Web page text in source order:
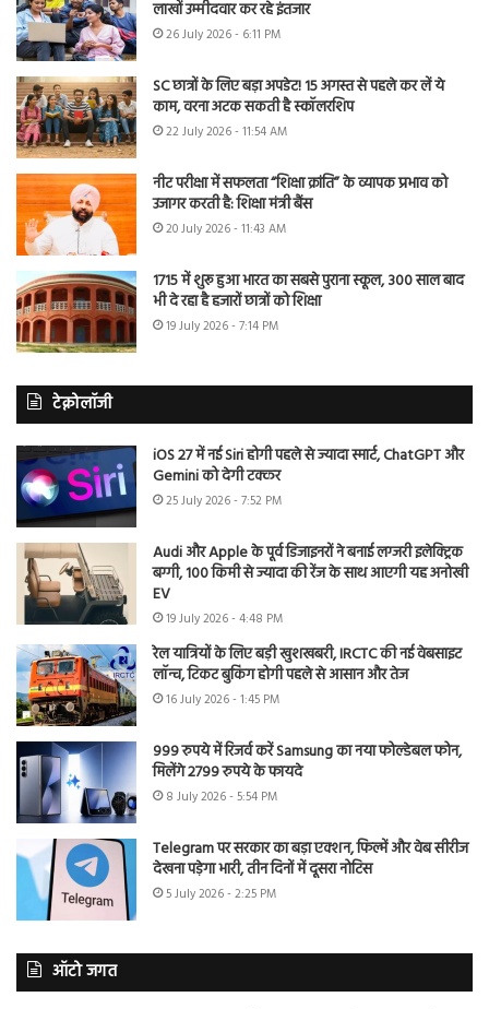
लाखों उम्मीदवार कर रहे इंतजार
26 July 2026 - 6:11 PM
SC छात्रों के लिए बड़ा अपडेट! 15 अगस्त से पहले कर लें ये
काम, वरना अटक सकती है स्कॉलरशिप
22 July 2026 - 11:54 AM
नीट परीक्षा में सफलता “शिक्षा क्रांति” के व्यापक प्रभाव को
उजागर करती है: शिक्षा मंत्री बैंस
20 July 2026 - 11:43 AM
1715 में शुरू हुआ भारत का सबसे पुराना स्कूल, 300 साल बाद
भी दे रहा है हजारों छात्रों को शिक्षा
19 July 2026 - 7:14 PM
टेक्नोलॉजी
iOS 27 में नई Siri होगी पहले से ज्यादा स्मार्ट, ChatGPT और
Gemini को देगी टक्कर
25 July 2026 - 7:52 PM
Audi और Apple के पूर्व डिजाइनरों ने बनाई लग्जरी इलेक्ट्रिक
बग्गी, 100 किमी से ज्यादा की रेंज के साथ आएगी यह अनोखी
EV
19 July 2026 - 4:48 PM
रेल यात्रियों के लिए बड़ी खुशखबरी, IRCTC की नई वेबसाइट
लॉन्च, टिकट बुकिंग होगी पहले से आसान और तेज
16 July 2026 - 1:45 PM
999 रुपये में रिजर्व करें Samsung का नया फोल्डेबल फोन,
मिलेंगे 2799 रुपये के फायदे
8 July 2026 - 5:54 PM
Telegram पर सरकार का बड़ा एक्शन, फिल्में और वेब सीरीज
देखना पड़ेगा भारी, तीन दिनों में दूसरा नोटिस
5 July 2026 - 2:25 PM
ऑटो जगत